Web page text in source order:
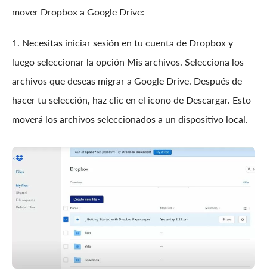
mover Dropbox a Google Drive:
1. Necesitas iniciar sesión en tu cuenta de Dropbox y
luego seleccionar la opción Mis archivos. Selecciona los
archivos que deseas migrar a Google Drive. Después de
hacer tu selección, haz clic en el icono de Descargar. Esto
moverá los archivos seleccionados a un dispositivo local.